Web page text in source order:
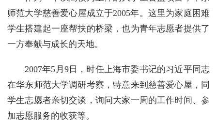
师范大学慈善爱心屋成立于2005年。这里为家庭困难
学生搭建起一座帮扶的桥梁，也为青年志愿者提供了
一方奉献与成长的天地。
2007年5月9日，时任上海市委书记的习近平同志
在华东师范大学调研考察，特意来到慈善爱心屋，同
学生志愿者亲切交谈，询问大家一周的工作时间、参
加志愿服务的收获等。